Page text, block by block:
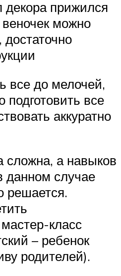
декора прижился
можно
достаточно
все до мелочей,
подготовить все
аккуратно
сложна, а навыков
случае
решается.
класс
– ребенок
родителей).